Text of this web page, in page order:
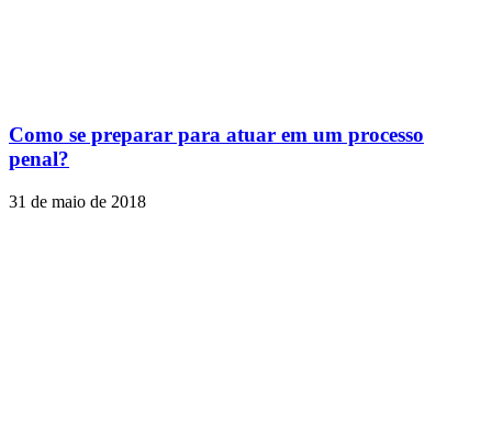
Como se preparar para atuar em um processo
penal?
31 de maio de 2018